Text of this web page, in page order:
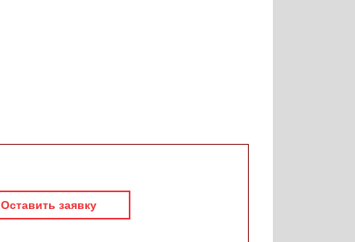
Оставить заявку